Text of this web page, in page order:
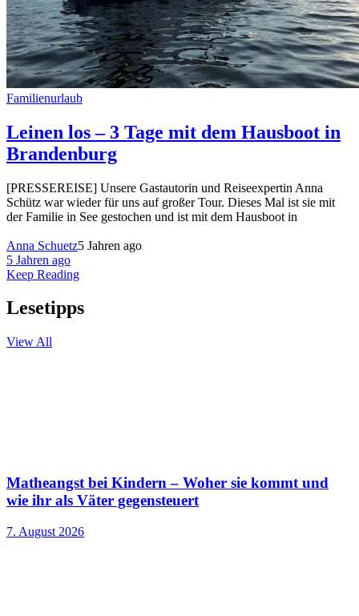
Familienurlaub
Leinen los – 3 Tage mit dem Hausboot in
Brandenburg
[PRESSEREISE] Unsere Gastautorin und Reiseexpertin Anna
Schütz war wieder für uns auf großer Tour. Dieses Mal ist sie mit
der Familie in See gestochen und ist mit dem Hausboot in
Anna Schuetz5 Jahren ago
5 Jahren ago
Keep Reading
Lesetipps
View All
Matheangst bei Kindern – Woher sie kommt und
wie ihr als Väter gegensteuert
7. August 2026